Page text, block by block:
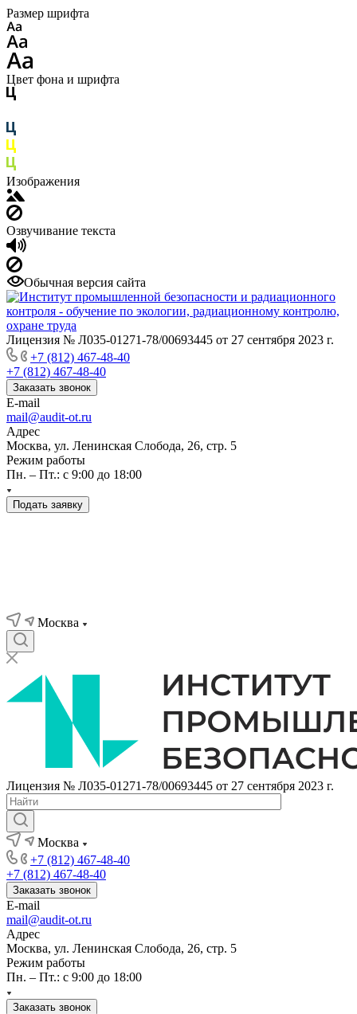
Размер шрифта
Цвет фона и шрифта
Изображения
Озвучивание текста
Обычная версия сайта
Лицензия № Л035-01271-78/00693445 от 27 сентября 2023 г.
+7 (812) 467-48-40
+7 (812) 467-48-40
Заказать звонок
E-mail
mail@audit-ot.ru
Адрес
Москва, ул. Ленинская Слобода, 26, стр. 5
Режим работы
Пн. – Пт.: с 9:00 до 18:00
Подать заявку
Москва
Лицензия № Л035-01271-78/00693445 от 27 сентября 2023 г.
Москва
+7 (812) 467-48-40
+7 (812) 467-48-40
Заказать звонок
E-mail
mail@audit-ot.ru
Адрес
Москва, ул. Ленинская Слобода, 26, стр. 5
Режим работы
Пн. – Пт.: с 9:00 до 18:00
Заказать звонок